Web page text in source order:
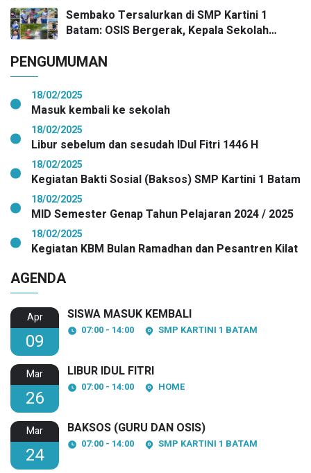
Sembako Tersalurkan di SMP Kartini 1
Batam: OSIS Bergerak, Kepala Sekolah
PENGUMUMAN
18/02/2025
Masuk kembali ke sekolah
18/02/2025
Libur sebelum dan sesudah IDul Fitri 1446 H
18/02/2025
Kegiatan Bakti Sosial (Baksos) SMP Kartini 1 Batam
18/02/2025
MID Semester Genap Tahun Pelajaran 2024 / 2025
18/02/2025
Kegiatan KBM Bulan Ramadhan dan Pesantren Kilat
AGENDA
Apr
09
SISWA MASUK KEMBALI
07:00 - 14:00 SMP KARTINI 1 BATAM
Mar
26
LIBUR IDUL FITRI
07:00 - 14:00 HOME
Mar
24
BAKSOS (GURU DAN OSIS)
07:00 - 14:00 SMP KARTINI 1 BATAM